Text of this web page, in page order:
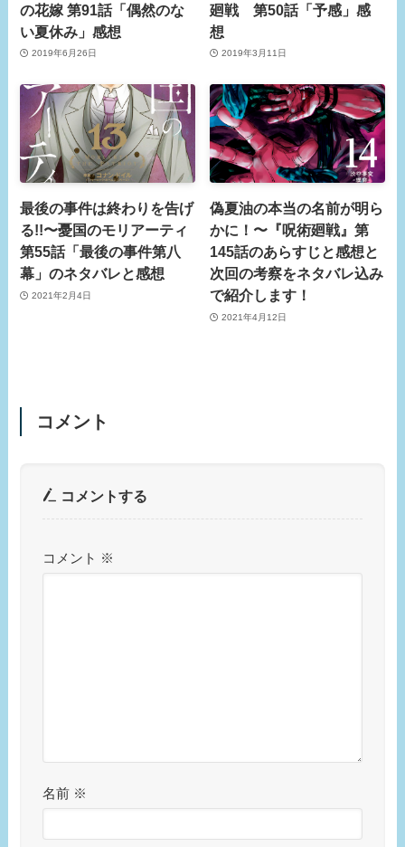
の花嫁 第91話「偶然のな
い夏休み」感想
2019年6月26日
廻戦 第50話「予感」感
想
2019年3月11日
最後の事件は終わりを告げ
る!!〜憂国のモリアーティ
第55話「最後の事件第八
幕」のネタバレと感想
2021年2月4日
偽夏油の本当の名前が明ら
かに！〜『呪術廻戦』第
145話のあらすじと感想と
次回の考察をネタバレ込み
で紹介します！
2021年4月12日
コメント
コメントする
コメント ※
名前 ※